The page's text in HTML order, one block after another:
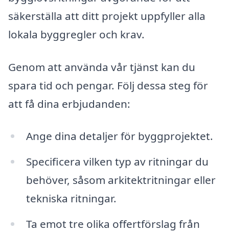
säkerställa att ditt projekt uppfyller alla
lokala byggregler och krav.
Genom att använda vår tjänst kan du
spara tid och pengar. Följ dessa steg för
att få dina erbjudanden:
Ange dina detaljer för byggprojektet.
Specificera vilken typ av ritningar du
behöver, såsom arkitektritningar eller
tekniska ritningar.
Ta emot tre olika offertförslag från